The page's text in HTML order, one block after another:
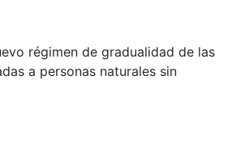
régimen de gradualidad de las
a personas naturales sin